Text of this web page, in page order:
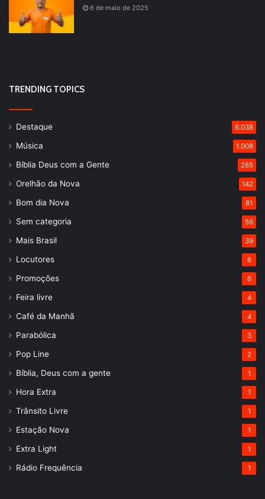
6 de maio de 2025
TRENDING TOPICS
Destaque 6.038
Música 1.008
Bíblia Deus com a Gente 285
Orelhão da Nova 142
Bom dia Nova 81
Sem categoria 56
Mais Brasil 39
Locutores 6
Promoções 6
Feira livre 4
Café da Manhã 4
Parabólica 3
Pop Line 2
Bíblia, Deus com a gente 1
Hora Extra 1
Trânsito Livre 1
Estação Nova 1
Extra Light 1
Rádio Frequência 1